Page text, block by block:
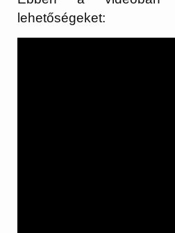
lehetőségeket: